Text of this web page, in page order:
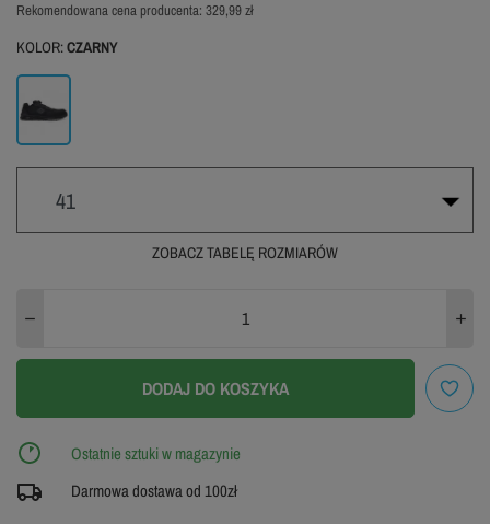
Rekomendowana cena producenta: 329,99 zł
KOLOR:CZARNY
41
42
45
ZOBACZ TABELĘ ROZMIARÓW
DODAJ DO KOSZYKA
Ostatnie sztuki w magazynie
Darmowa dostawa od 100zł